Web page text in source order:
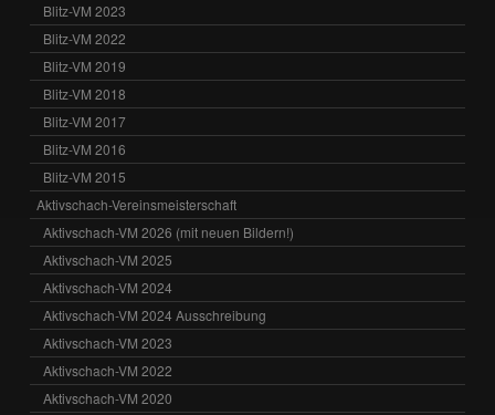
Blitz-VM 2023
Blitz-VM 2022
Blitz-VM 2019
Blitz-VM 2018
Blitz-VM 2017
Blitz-VM 2016
Blitz-VM 2015
Aktivschach-Vereinsmeisterschaft
Aktivschach-VM 2026 (mit neuen Bildern!)
Aktivschach-VM 2025
Aktivschach-VM 2024
Aktivschach-VM 2024 Ausschreibung
Aktivschach-VM 2023
Aktivschach-VM 2022
Aktivschach-VM 2020